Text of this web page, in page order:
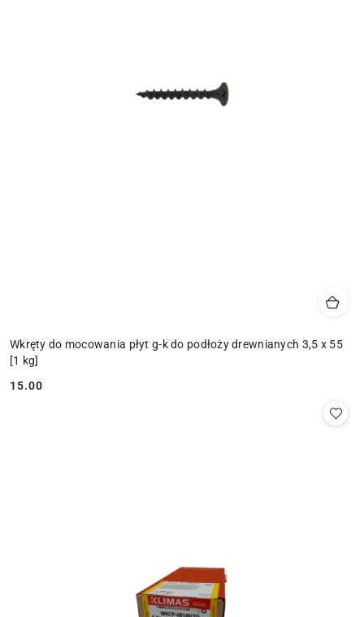
Wkręty do mocowania płyt g-k do podłoży drewnianych 3,5 x 55
[1 kg]
Cena:
15.00